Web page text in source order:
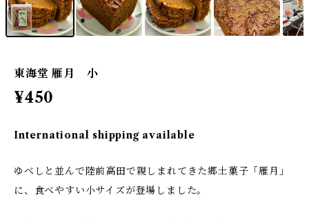
東海堂 雁月 小
¥450
International shipping available
ゆべしと並んで陸前高田で親しまれてきた郷土菓子「雁月」
に、食べやすい小サイズが登場しました。